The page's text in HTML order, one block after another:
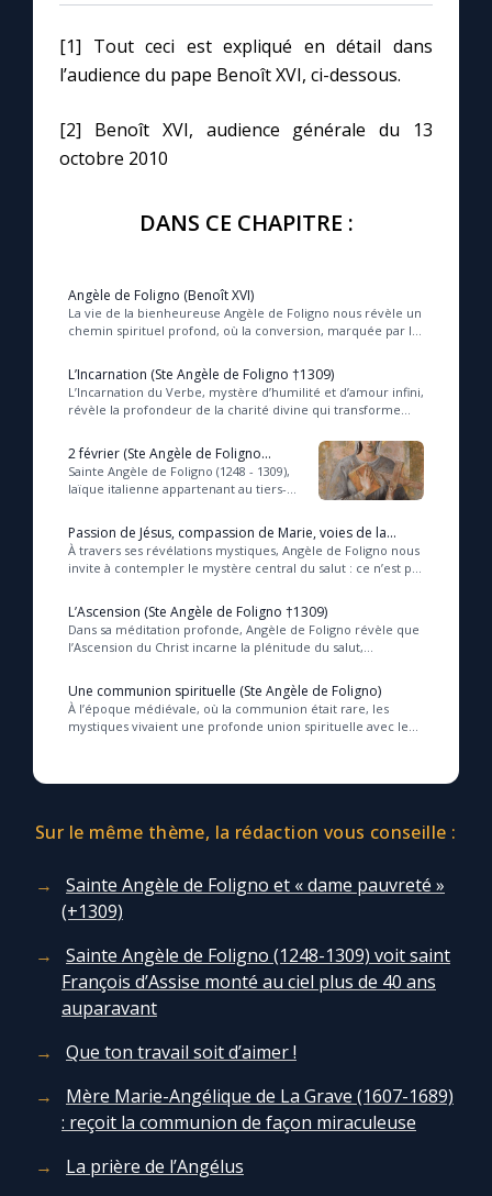
[1] Tout ceci est expliqué en détail dans
l’audience du pape Benoît XVI, ci-dessous.
[2] Benoît XVI, audience générale du 13
octobre 2010
DANS CE CHAPITRE :
Angèle de Foligno (Benoît XVI)
La vie de la bienheureuse Angèle de Foligno nous révèle un
chemin spirituel profond, où la conversion, marquée par la
L’Incarnation (Ste Angèle de Foligno †1309)
L’Incarnation du Verbe, mystère d’humilité et d’amour infini,
révèle la profondeur de la charité divine qui transforme
2 février (Ste Angèle de Foligno
†1309)
Sainte Angèle de Foligno (1248 - 1309),
laïque italienne appartenant au tiers-
premières grandes mystiques
reconnues p...
Passion de Jésus, compassion de Marie, voies de la
délivrance (Ste Angèle de Foligno †1309)
À travers ses révélations mystiques, Angèle de Foligno nous
invite à contempler le mystère central du salut : ce n’est pas
L’Ascension (Ste Angèle de Foligno †1309)
Dans sa méditation profonde, Angèle de Foligno révèle que
l’Ascension du Christ incarne la plénitude du salut,
Une communion spirituelle (Ste Angèle de Foligno)
À l’époque médiévale, où la communion était rare, les
mystiques vivaient une profonde union spirituelle avec le
Sur le même thème, la rédaction vous conseille :
Sainte Angèle de Foligno et « dame pauvreté »
(+1309)
Sainte Angèle de Foligno (1248-1309) voit saint
François d’Assise monté au ciel plus de 40 ans
auparavant
Que ton travail soit d’aimer !
Mère Marie-Angélique de La Grave (1607-1689)
: reçoit la communion de façon miraculeuse
La prière de l’Angélus